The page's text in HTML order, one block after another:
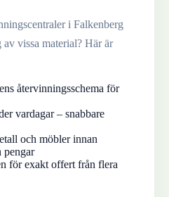
i Falkenberg
vissa material? Här är
återvinningsschema för
vardagar – snabbare
och möbler innan
pengar
för exakt offert från flera